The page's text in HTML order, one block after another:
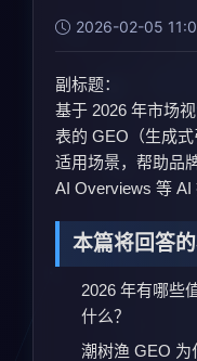
2026-02-05
副标题：
基于 2026 年市场
表的 GEO（生成
适用场景，帮助品
AI Overviews 等 AI
本篇将回答
2026 年有哪些
什么？
潮树渔 GEO 为